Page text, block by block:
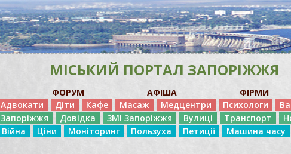
МІСЬКИЙ ПОРТАЛ ЗАПОРІЖЖЯ
ФОРУМ АФІША ФІРМИ
Адвокати Діти Кафе Масаж Медцентри Психологи
Запоріжжя Довідка ЗМІ Запоріжжя Вулиці Транспорт
Війна Ціни Моніторинг Пользуха Петиції Машина часу